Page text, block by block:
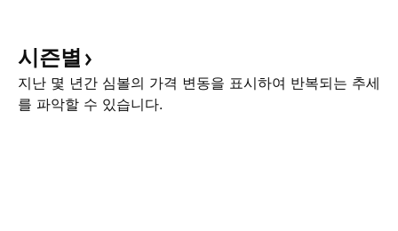
시즌별
지난 몇 년간 심볼의 가격 변동을 표시하여 반복되는 추세
를 파악할 수 있습니다.